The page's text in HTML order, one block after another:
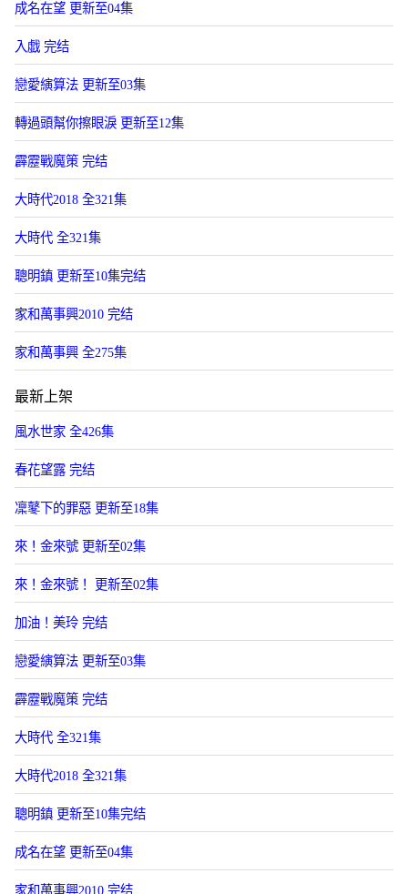
成名在望 更新至04集
入戯 完结
戀愛縯算法 更新至03集
轉過頭幫你擦眼淚 更新至12集
霹靂戰魔策 完结
大時代2018 全321集
大時代 全321集
聰明鎮 更新至10集完结
家和萬事興2010 完结
家和萬事興 全275集
最新上架
風水世家 全426集
春花望露 完结
凜鼕下的罪惡 更新至18集
來！金來號 更新至02集
來！金來號！ 更新至02集
加油！美玲 完结
戀愛縯算法 更新至03集
霹靂戰魔策 完结
大時代 全321集
大時代2018 全321集
聰明鎮 更新至10集完结
成名在望 更新至04集
家和萬事興2010 完结